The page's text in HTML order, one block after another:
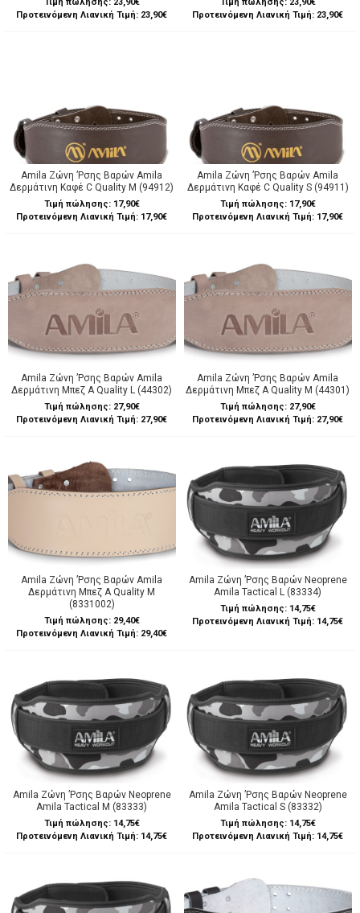
Προτεινόμενη Λιανική Τιμή: 23,90€
Προτεινόμενη Λιανική Τιμή: 23,90€
Amila Ζώνη ’Ρσης Βαρών Amila
Δερμάτινη Καφέ C Quality M (94912)
Τιμή πώλησης: 17,90€
Προτεινόμενη Λιανική Τιμή: 17,90€
Amila Ζώνη ’Ρσης Βαρών Amila
Δερμάτινη Καφέ C Quality S (94911)
Τιμή πώλησης: 17,90€
Προτεινόμενη Λιανική Τιμή: 17,90€
Amila Ζώνη ’Ρσης Βαρών Amila
Δερμάτινη Μπεζ A Quality L (44302)
Τιμή πώλησης: 27,90€
Προτεινόμενη Λιανική Τιμή: 27,90€
Amila Ζώνη ’Ρσης Βαρών Amila
Δερμάτινη Μπεζ A Quality M (44301)
Τιμή πώλησης: 27,90€
Προτεινόμενη Λιανική Τιμή: 27,90€
Amila Ζώνη ’Ρσης Βαρών Amila
Δερμάτινη Μπεζ A Quality M
(8331002)
Τιμή πώλησης: 29,40€
Προτεινόμενη Λιανική Τιμή: 29,40€
Amila Ζώνη ’Ρσης Βαρών Neoprene
Amila Tactical L (83334)
Τιμή πώλησης: 14,75€
Προτεινόμενη Λιανική Τιμή: 14,75€
Amila Ζώνη ’Ρσης Βαρών Neoprene
Amila Tactical M (83333)
Τιμή πώλησης: 14,75€
Προτεινόμενη Λιανική Τιμή: 14,75€
Amila Ζώνη ’Ρσης Βαρών Neoprene
Amila Tactical S (83332)
Τιμή πώλησης: 14,75€
Προτεινόμενη Λιανική Τιμή: 14,75€